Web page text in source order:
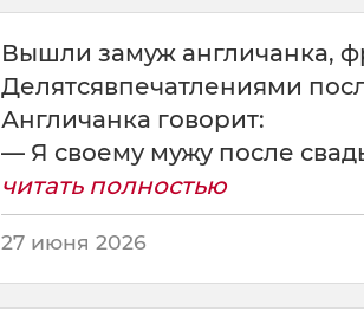
Вышли замуж англичанка,
Делятсявпечатлениями
Англичанка говорит:
— Я своему мужу после
читать полностью
27 июня 2026